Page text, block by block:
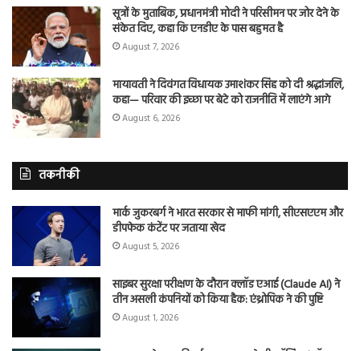
सूत्रों के मुताबिक, प्रधानमंत्री मोदी ने परिसीमन पर जोर देने के
संकेत दिए, कहा कि एनडीए के पास बहुमत है
August 7, 2026
मायावती ने दिवंगत विधायक उमाशंकर सिंह को दी श्रद्धांजलि,
कहा— परिवार की इच्छा पर बेटे को राजनीति में लाएंगे आगे
August 6, 2026
तकनीकी
मार्क जुकरबर्ग ने भारत सरकार से माफी मांगी, सीएसएएम और
डीपफेक कंटेंट पर जताया खेद
August 5, 2026
साइबर सुरक्षा परीक्षण के दौरान क्लॉड एआई (Claude AI) ने
तीन असली कंपनियों को किया हैक: एंथ्रोपिक ने की पुष्टि
August 1, 2026